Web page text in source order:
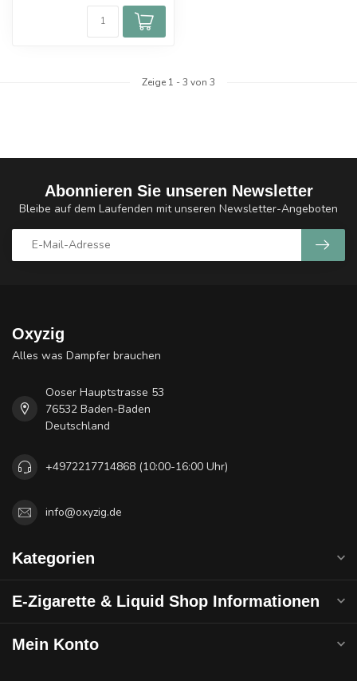
Zeige 1 -3 von 3
Abonnieren Sie unseren Newsletter
Bleibe auf dem Laufenden mit unseren Newsletter-Angeboten
Oxyzig
Alles was Dampfer brauchen
Ooser Hauptstrasse 53
76532 Baden-Baden
Deutschland
+4972217714868 (10:00-16:00 Uhr)
info@oxyzig.de
Kategorien
E-Zigarette & Liquid Shop Informationen
Mein Konto